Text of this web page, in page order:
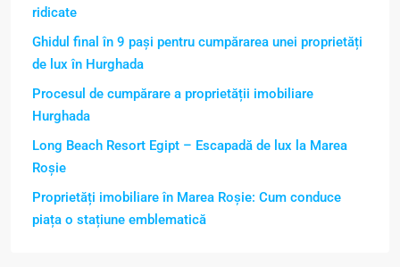
ridicate
Ghidul final în 9 pași pentru cumpărarea unei proprietăți
de lux în Hurghada
Procesul de cumpărare a proprietății imobiliare
Hurghada
Long Beach Resort Egipt – Escapadă de lux la Marea
Roșie
Proprietăți imobiliare în Marea Roșie: Cum conduce
piața o stațiune emblematică